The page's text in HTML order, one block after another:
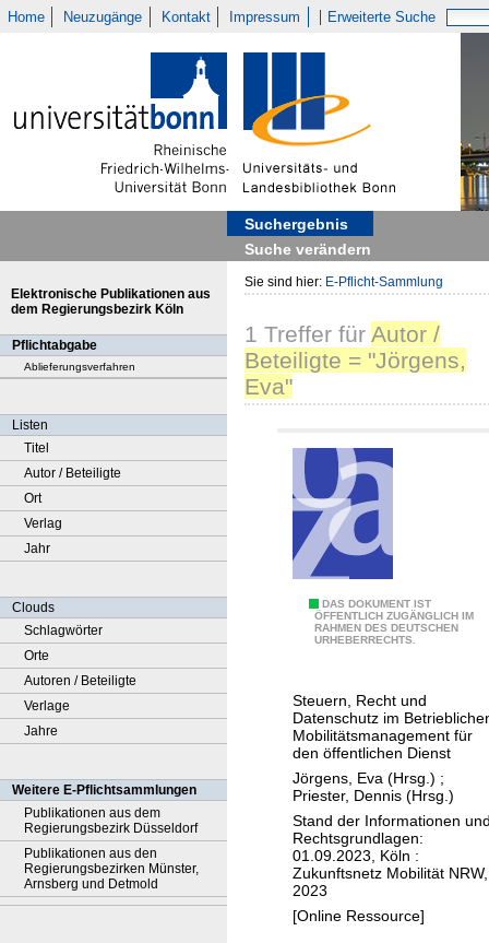
Home Neuzugänge Kontakt Impressum Erweiterte Suche
Suchergebnis
Suche verändern
Elektronische Publikationen aus
dem Regierungsbezirk Köln
Pflichtabgabe
Ablieferungsverfahren
Listen
Titel
Autor / Beteiligte
Ort
Verlag
Jahr
Clouds
Schlagwörter
Orte
Autoren / Beteiligte
Verlage
Jahre
Weitere E-Pflichtsammlungen
Publikationen aus dem
Regierungsbezirk Düsseldorf
Publikationen aus den
Regierungsbezirken Münster,
Arnsberg und Detmold
Sie sind hier: E-Pflicht-Sammlung
1 Treffer für Autor /
Beteiligte = "Jörgens,
Eva"
DAS DOKUMENT IST
ÖFFENTLICH ZUGÄNGLICH IM
RAHMEN DES DEUTSCHEN
URHEBERRECHTS.
Steuern, Recht und
Datenschutz im
Mobilitätsmanagement für
den öffentlichen Dienst
Jörgens, Eva (Hrsg.) ;
Priester, Dennis (Hrsg.)
Stand der Informationen
Rechtsgrundlagen:
01.09.2023, Köln :
Zukunftsnetz Mobilität NRW,
2023
[Online Ressource]